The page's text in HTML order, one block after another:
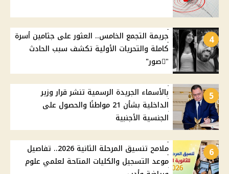
4
جريمة التجمع الخامس.. العثور على جثامين أسرة
كاملة والتحريات الأولية تكشف سبب الحادث
"ًصور"
5
بالأسماء الجريدة الرسمية تنشر قرار وزير
الداخلية بشأن 21 مواطنًا والحصول على
الجنسية الأجنبية
6
ملامح تنسيق المرحلة الثانية 2026.. تفاصيل
موعد التسجيل والكليات المتاحة لعلمي علوم